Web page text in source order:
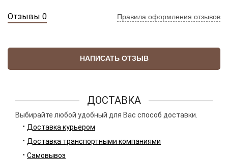
Отзывы 0 Правила оформления отзывов
НАПИСАТЬ ОТЗЫВ
ДОСТАВКА
Выбирайте любой удобный для Вас способ доставки.
Доставка курьером
Доставка транспортными компаниями
Самовывоз